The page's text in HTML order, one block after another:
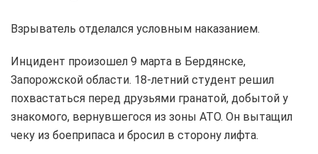
Взрыватель отделался условным наказанием.
Инцидент произошел 9 марта в Бердянске,
Запорожской области. 18-летний студент решил
похвастаться перед друзьями гранатой, добытой у
знакомого, вернувшегося из зоны АТО. Он вытащил
чеку из боеприпаса и бросил в сторону лифта.